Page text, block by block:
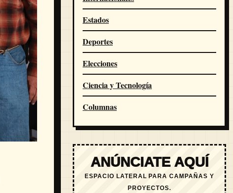
Estados
Deportes
Elecciones
Ciencia y Tecnología
Columnas
ANÚNCIATE AQUÍ
ESPACIO LATERAL PARA CAMPAÑAS Y
PROYECTOS.